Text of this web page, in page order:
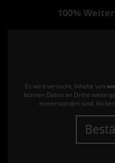
100%
Es wird versucht, Inhalte von
können Daten an Dritte
einverstanden sind,